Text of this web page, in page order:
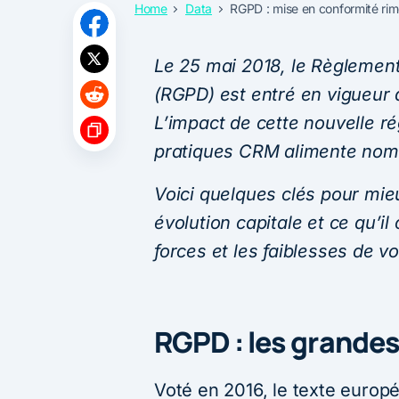
Home Data RGPD : mise en conformité
Le 25 mai 2018, le
(RGPD) est entré en
L’impact de cette nouvelle
pratiques CRM alimente
Voici quelques clés pour
évolution capitale et ce
forces et les faiblesses de
RGPD : les
Voté en 2016, le texte